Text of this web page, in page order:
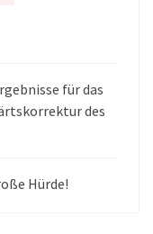
für das
des
Hürde!